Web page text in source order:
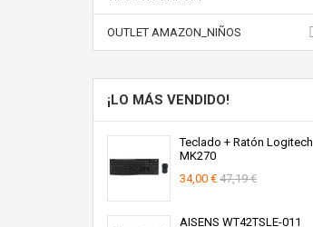
OUTLET AMAZON_NIÑOS
¡LO MÁS VENDIDO!
Teclado + Ratón Logitech
MK270
34,00 € 47,19 €
AISENS WT42TSLE-011